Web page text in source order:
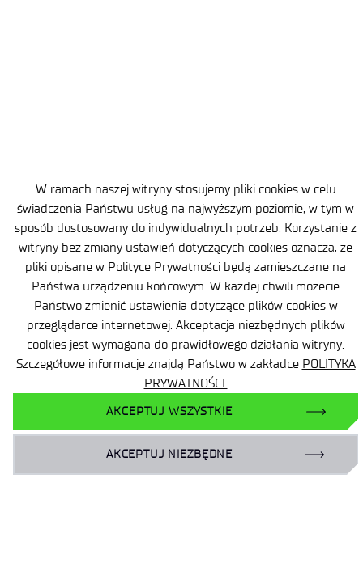
W ramach naszej witryny stosujemy pliki cookies w celu
świadczenia Państwu usług na najwyższym poziomie, w tym w
sposób dostosowany do indywidualnych potrzeb. Korzystanie z
witryny bez zmiany ustawień dotyczących cookies oznacza, że
pliki opisane w Polityce Prywatności będą zamieszczane na
Państwa urządzeniu końcowym. W każdej chwili możecie
Państwo zmienić ustawienia dotyczące plików cookies w
przeglądarce internetowej. Akceptacja niezbędnych plików
cookies jest wymagana do prawidłowego działania witryny.
Szczegółowe informacje znajdą Państwo w zakładce POLITYKA
PRYWATNOŚCI.
AKCEPTUJ WSZYSTKIE
AKCEPTUJ NIEZBĘDNE
Ważne informacje
Zamówienia publiczne
Wynajem powierzchni
Facebook
LinkedIn